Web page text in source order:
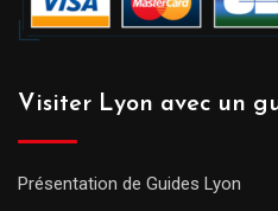
Visiter Lyon avec un
Présentation de Guides Lyon